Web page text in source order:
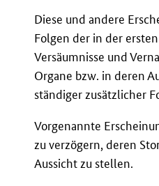
Diese und andere
Folgen der in der
Versäumnisse und
Organe bzw. in deren
ständiger zusätzlicher
Vorgenannte
zu verzögern, deren
Aussicht zu stellen.